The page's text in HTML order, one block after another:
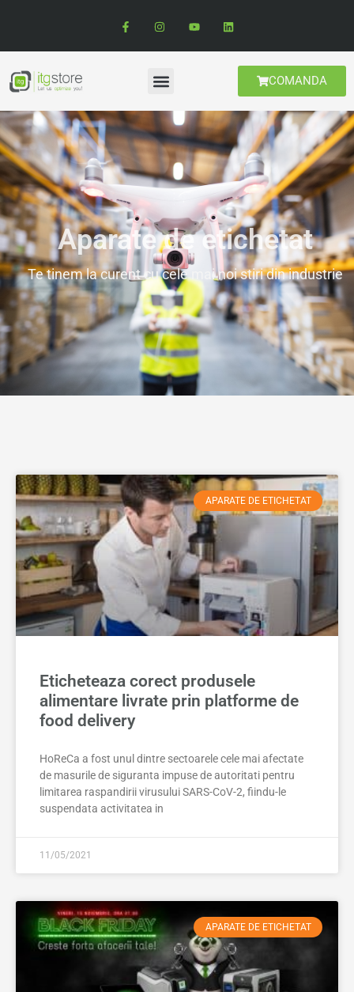
COMANDA
Aparate de etichetat
Te tinem la curent cu cele mai noi stiri din industrie
APARATE DE ETICHETAT
Eticheteaza corect produsele
alimentare livrate prin platforme de
food delivery
HoReCa a fost unul dintre sectoarele cele mai afectate
de masurile de siguranta impuse de autoritati pentru
limitarea raspandirii virusului SARS-CoV-2, fiindu-le
suspendata activitatea in
11/05/2021
APARATE DE ETICHETAT